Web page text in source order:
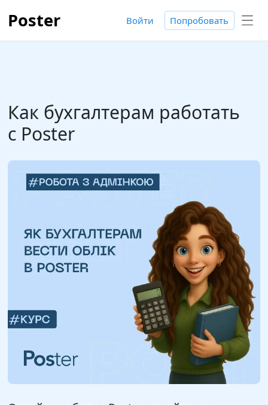
Poster Войти Попробовать
Как бухгалтерам работать
с Poster